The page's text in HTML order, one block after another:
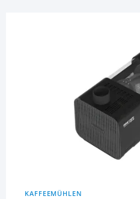
KAFFEEMÜHLEN